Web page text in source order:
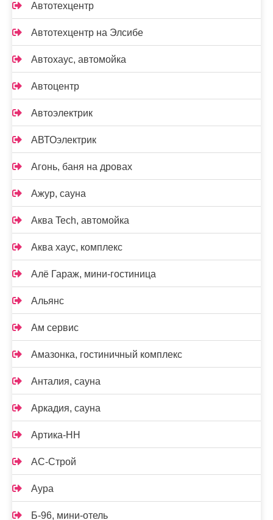
Автотехцентр
Автотехцентр на Элсибе
Автохаус, автомойка
Автоцентр
Автоэлектрик
АВТОэлектрик
Агонь, баня на дровах
Ажур, сауна
Аква Tech, автомойка
Аква хаус, комплекс
Алё Гараж, мини-гостиница
Альянс
Ам сервис
Амазонка, гостиничный комплекс
Анталия, сауна
Аркадия, сауна
Артика-НН
АС-Строй
Аура
Б-96, мини-отель